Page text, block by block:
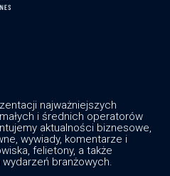
najważniejszych
i średnich operatorów
aktualności biznesowe,
wywiady, komentarze i
felietony, a także
branżowych.